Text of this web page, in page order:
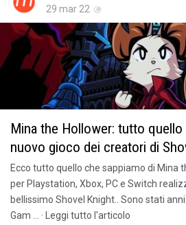
29 mar 22
Mina the Hollower: tutto quello
nuovo gioco dei creatori di
Ecco tutto quello che sappiamo di Mina
per Playstation, Xbox, PC e Switch
bellissimo Shovel Knight.. Sono stati
Gam … · Leggi tutto l'articolo